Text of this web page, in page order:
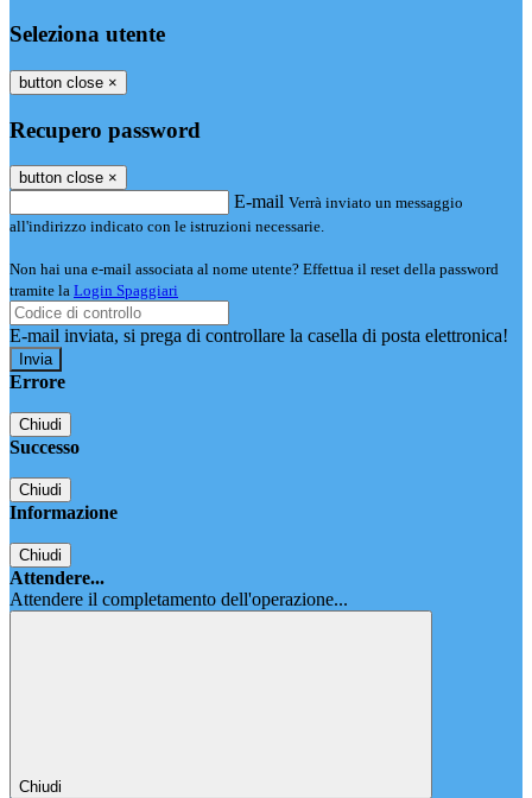
Seleziona utente
button close ×
Recupero password
button close ×
E-mail Verrà inviato un messaggio
all'indirizzo indicato con le istruzioni necessarie.
Non hai una e-mail associata al nome utente? Effettua il reset della password
tramite la Login Spaggiari
E-mail inviata, si prega di controllare la casella di posta elettronica!
Errore
Chiudi
Successo
Chiudi
Informazione
Chiudi
Attendere...
Attendere il completamento dell'operazione...
Chiudi